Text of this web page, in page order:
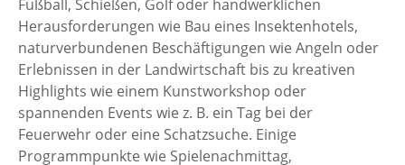
Fußball, Schießen, Golf oder handwerklichen
Herausforderungen wie Bau eines Insektenhotels,
naturverbundenen Beschäftigungen wie Angeln oder
Erlebnissen in der Landwirtschaft bis zu kreativen
Highlights wie einem Kunstworkshop oder
spannenden Events wie z. B. ein Tag bei der
Feuerwehr oder eine Schatzsuche. Einige
Programmpunkte wie Spielenachmittag,